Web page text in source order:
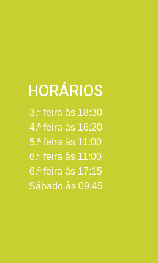
HORÁRIOS
3.ª feira às 18:30
4.ª feira às 16:20
5.ª feira às 11:00
6.ª feira às 11:00
6.ª feira às 17:15
Sábadoàs 09:45